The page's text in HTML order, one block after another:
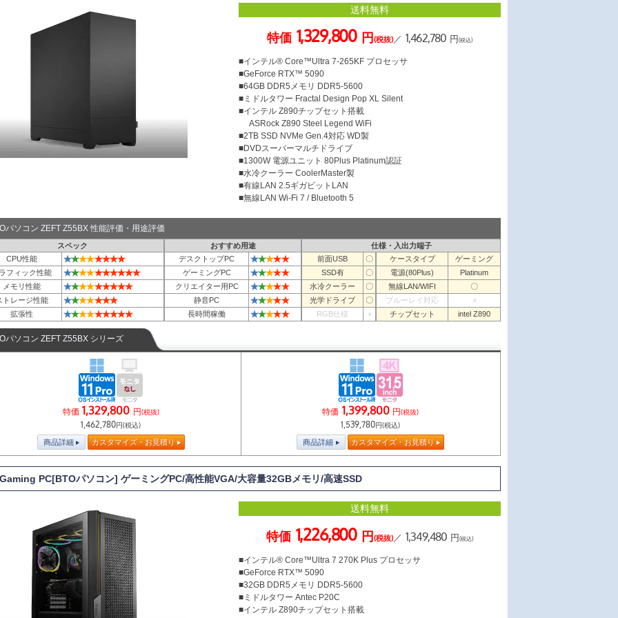
送料無料
特価 1,329,800 円(税抜)／ 1,462,780 円(税込)
■インテル® Core™Ultra 7-265KF プロセッサ
■GeForce RTX™ 5090
■64GB DDR5メモリ DDR5-5600
■ミドルタワー Fractal Design Pop XL Silent
■インテル Z890チップセット搭載
ASRock Z890 Steel Legend WiFi
■2TB SSD NVMe Gen.4対応 WD製
■DVDスーパーマルチドライブ
■1300W 電源ユニット 80Plus Platinum認証
■水冷クーラー CoolerMaster製
■有線LAN 2.5ギガビットLAN
■無線LAN Wi-Fi 7 / Bluetooth 5
パソコン ZEFT Z55BX 性能評価・用途評価
スペック おすすめ用途
仕様・入出力端子
CPU性能
★★★★★★★★ デスクトップPC ★★★★★ 前面USB 〇 ケースタイプ
ゲーミング
フィック性能
★★★★★★★★★★ ゲーミングPC ★★★★★ SSD有 〇 電源(80Plus)
Platinum
メモリ性能
★★★★★★★★★ クリエイター用PC ★★★★★ 水冷クーラー 〇 無線LAN/WIFI
〇
トレージ性能
★★★★★★★ 静音PC ★★★★★ 光学ドライブ 〇 ブルーレイ対応
×
拡張性
★★★★★★★★★ 長時間稼働 ★★★★★ RGB仕様 × チップセット intel Z890
パソコン ZEFT Z55BX シリーズ
特価 1,329,800 円(税抜)
1,462,780円(税込)
商品詳細 カスタマイズ・お見積り
特価 1,399,800 円(税抜)
1,539,780円(税込)
商品詳細 カスタマイズ・お見積り
PC[BTOパソコン] ゲーミングPC/高性能VGA/大容量32GBメモリ/高速SSD
送料無料
特価 1,226,800 円(税抜)／ 1,349,480 円(税込)
■インテル® Core™Ultra 7 270K Plus プロセッサ
■GeForce RTX™ 5090
■32GB DDR5メモリ DDR5-5600
■ミドルタワー Antec P20C
■インテル Z890チップセット搭載